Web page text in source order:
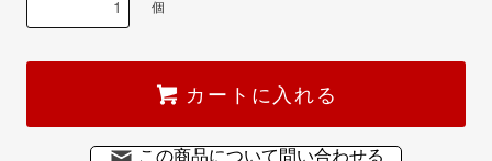
個
カートに入れる
この商品について問い合わせる